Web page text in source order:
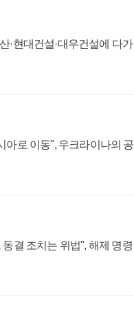
·현대건설·대우건설에 다가
아로 이동", 우크라이나의 공
결 조치는 위법", 해제 명령